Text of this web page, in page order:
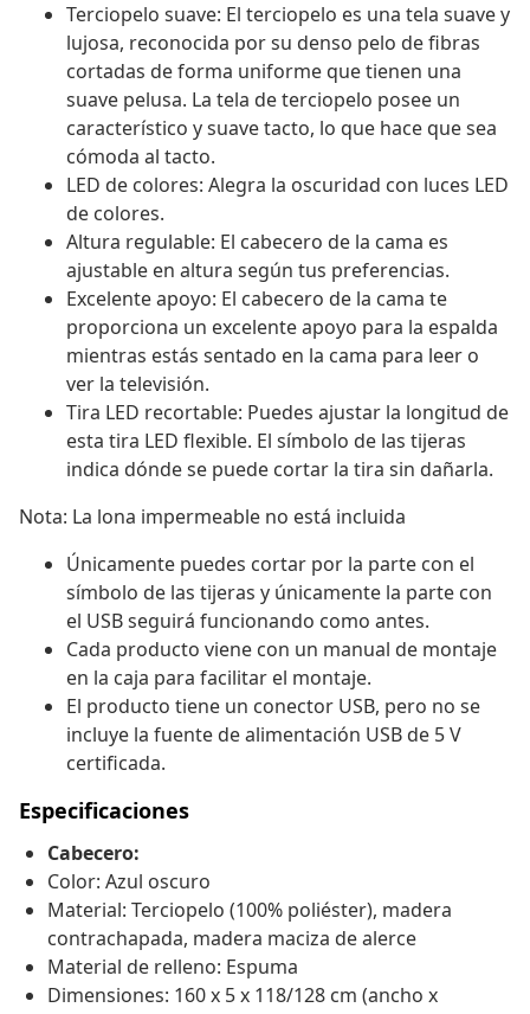
Terciopelo suave: El terciopelo es una tela suave y
lujosa, reconocida por su denso pelo de fibras
cortadas de forma uniforme que tienen una
suave pelusa. La tela de terciopelo posee un
característico y suave tacto, lo que hace que sea
cómoda al tacto.
LED de colores: Alegra la oscuridad con luces LED
de colores.
Altura regulable: El cabecero de la cama es
ajustable en altura según tus preferencias.
Excelente apoyo: El cabecero de la cama te
proporciona un excelente apoyo para la espalda
mientras estás sentado en la cama para leer o
ver la televisión.
Tira LED recortable: Puedes ajustar la longitud de
esta tira LED flexible. El símbolo de las tijeras
indica dónde se puede cortar la tira sin dañarla.
Nota: La lona impermeable no está incluida
Únicamente puedes cortar por la parte con el
símbolo de las tijeras y únicamente la parte con
el USB seguirá funcionando como antes.
Cada producto viene con un manual de montaje
en la caja para facilitar el montaje.
El producto tiene un conector USB, pero no se
incluye la fuente de alimentación USB de 5 V
certificada.
Especificaciones
Cabecero:
Color: Azul oscuro
Material: Terciopelo (100% poliéster), madera
contrachapada, madera maciza de alerce
Material de relleno: Espuma
Dimensiones: 160 x 5 x 118/128 cm (ancho x